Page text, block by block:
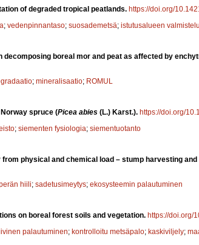
of degraded tropical peatlands. https://doi.org/
; vedenpinnantaso; suosademetsä; istutusalueen valmistelu
boreal mor and peat as affected by
; mineralisaatio; ROMUL
spruce (Picea abies (L.) Karst.). https://doi.org/
; siementen fysiologia; siementuotanto
physical and chemical load – stump harvesting
hiili; sadetusimeytys; ekosysteemin palautuminen
on boreal forest soils and vegetation. https://doi.org/
palautuminen; kontrolloitu metsäpalo; kaskiviljely;